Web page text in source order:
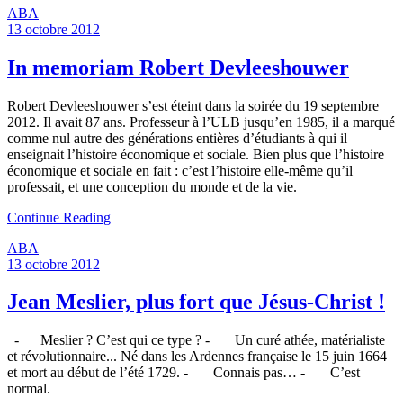
ABA
13 octobre 2012
In memoriam Robert Devleeshouwer
Robert Devleeshouwer s’est éteint dans la soirée du 19 septembre
2012. Il avait 87 ans. Professeur à l’ULB jusqu’en 1985, il a marqué
comme nul autre des générations entières d’étudiants à qui il
enseignait l’histoire économique et sociale. Bien plus que l’histoire
économique et sociale en fait : c’est l’histoire elle-même qu’il
professait, et une conception du monde et de la vie.
Continue Reading
ABA
13 octobre 2012
Jean Meslier, plus fort que Jésus-Christ !
- Meslier ? C’est qui ce type ? - Un curé athée, matérialiste
et révolutionnaire... Né dans les Ardennes française le 15 juin 1664
et mort au début de l’été 1729. - Connais pas… - C’est
normal.